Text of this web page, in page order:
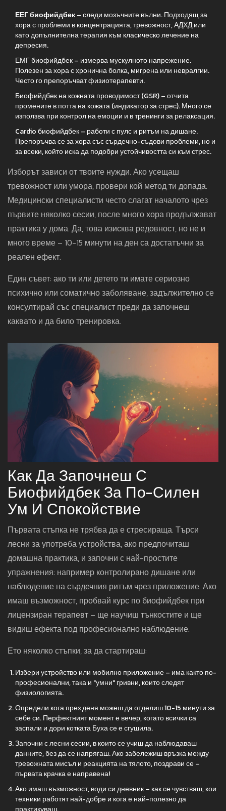
ЕЕГ биофийдбек– следи мозъчните вълни. Подходящ за
хора с проблеми в концентрацията, тревожност, АДХД или
като допълнителна терапия към класическо лечение на
депресия.
ЕМГ биофийдбек – измерва мускулното напрежение.
Полезен за хора с хронична болка, мигрена или невралгии.
Често го препоръчват физиотерапевти.
Биофийдбек на кожната проводимост (GSR) – отчита
промените в потта на кожата (индикатор за стрес). Много се
използва при контрол на емоции и в тренинги за релаксация.
Cardio биофийдбек – работи с пулс и ритъм на дишане.
Препоръчва се за хора със сърдечно-съдови проблеми, но и
за всеки, който иска да подобри устойчивостта си към стрес.
Изборът зависи от твоите нужди. Ако усещаш
тревожност или умора, провери кой метод ти допада.
Медицински специалисти често слагат началото чрез
първите няколко сесии, после много хора продължават
практика у дома. Да, това изисква редовност, но не и
много време – 10-15 минути на ден са достатъчни за
реален ефект.
Един съвет: ако ти или детето ти имате сериозно
психично или соматично заболяване, задължително се
консултирай със специалист преди да започнеш
каквато и да било тренировка.
Как Да Започнеш С
Биофийдбек За По-Силен
Ум И Спокойствие
Първата стъпка не трябва да е стресираща. Търси
лесни за употреба устройства, ако предпочиташ
домашна практика, и започни с най-простите
упражнения: например контролирано дишане или
наблюдение на сърдечния ритъм чрез приложение. Ако
имаш възможност, пробвай курс по биофийдбек при
лицензиран терапевт – ще научиш тънкостите и ще
видиш ефекта под професионално наблюдение.
Ето няколко стъпки, за да стартираш:
Избери устройство или мобилно приложение – има както по-
професионални, така и "умни" гривни, които следят
физиологията.
Определи кога през деня можеш да отделиш 10-15 минути за
себе си. Перфектният момент е вечер, когато всички са
заспали и дори котката Буха се е сгушила.
Започни с лесни сесии, в които се учиш да наблюдаваш
данните, без да се напрягаш. Ако забележиш връзка между
тревожната мисъл и реакцията на тялото, поздрави се –
първата крачка е направена!
Ако имаш възможност, води си дневник – как се чувстваш, кои
техники работят най-добре и кога е най-полезно да